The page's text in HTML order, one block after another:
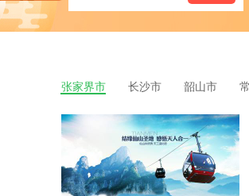
张家界市 长沙市 韶山市